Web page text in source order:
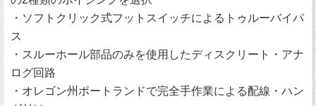
・ソフトクリック式フットスイッチによるトゥルーバイパ
ス
・スルーホール部品のみを使用したディスクリート・アナ
ログ回路
・オレゴン州ポートランドで完全手作業による配線・ハン